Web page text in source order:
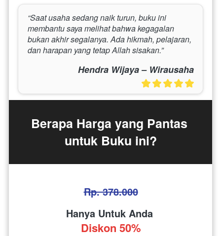
“Saat usaha sedang naik turun, buku ini
membantu saya melihat bahwa kegagalan
bukan akhir segalanya. Ada hikmah, pelajaran,
dan harapan yang tetap Allah sisakan.”
Hendra Wijaya – Wirausaha
Berapa Harga yang Pantas
untuk Buku ini?
Rp. 378.000
Hanya Untuk Anda
Diskon 50%